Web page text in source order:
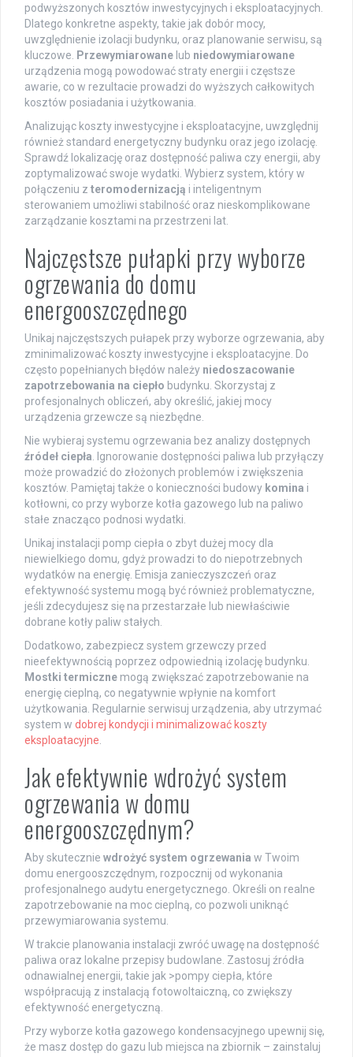
podwyższonych kosztów inwestycyjnych i eksploatacyjnych.
Dlatego konkretne aspekty, takie jak dobór mocy,
uwzględnienie izolacji budynku, oraz planowanie serwisu, są
kluczowe. Przewymiarowane lub niedowymiarowane
urządzenia mogą powodować straty energii i częstsze
awarie, co w rezultacie prowadzi do wyższych całkowitych
kosztów posiadania i użytkowania.
Analizując koszty inwestycyjne i eksploatacyjne, uwzględnij
również standard energetyczny budynku oraz jego izolację.
Sprawdź lokalizację oraz dostępność paliwa czy energii, aby
zoptymalizować swoje wydatki. Wybierz system, który w
połączeniu z teromodernizacją i inteligentnym
sterowaniem umożliwi stabilność oraz nieskomplikowane
zarządzanie kosztami na przestrzeni lat.
Najczęstsze pułapki przy wyborze
ogrzewania do domu
energooszczędnego
Unikaj najczęstszych pułapek przy wyborze ogrzewania, aby
zminimalizować koszty inwestycyjne i eksploatacyjne. Do
często popełnianych błędów należy niedoszacowanie
zapotrzebowania na ciepło budynku. Skorzystaj z
profesjonalnych obliczeń, aby określić, jakiej mocy
urządzenia grzewcze są niezbędne.
Nie wybieraj systemu ogrzewania bez analizy dostępnych
źródeł ciepła. Ignorowanie dostępności paliwa lub przyłączy
może prowadzić do złożonych problemów i zwiększenia
kosztów. Pamiętaj także o konieczności budowy komina i
kotłowni, co przy wyborze kotła gazowego lub na paliwo
stałe znacząco podnosi wydatki.
Unikaj instalacji pomp ciepła o zbyt dużej mocy dla
niewielkiego domu, gdyż prowadzi to do niepotrzebnych
wydatków na energię. Emisja zanieczyszczeń oraz
efektywność systemu mogą być również problematyczne,
jeśli zdecydujesz się na przestarzałe lub niewłaściwie
dobrane kotły paliw stałych.
Dodatkowo, zabezpiecz system grzewczy przed
nieefektywnością poprzez odpowiednią izolację budynku.
Mostki termiczne mogą zwiększać zapotrzebowanie na
energię cieplną, co negatywnie wpłynie na komfort
użytkowania. Regularnie serwisuj urządzenia, aby utrzymać
system w dobrej kondycji i minimalizować koszty
eksploatacyjne.
Jak efektywnie wdrożyć system
ogrzewania w domu
energooszczędnym?
Aby skutecznie wdrożyć system ogrzewania w Twoim
domu energooszczędnym, rozpocznij od wykonania
profesjonalnego audytu energetycznego. Określi on realne
zapotrzebowanie na moc cieplną, co pozwoli uniknąć
przewymiarowania systemu.
W trakcie planowania instalacji zwróć uwagę na dostępność
paliwa oraz lokalne przepisy budowlane. Zastosuj źródła
odnawialnej energii, takie jak >pompy ciepła, które
współpracują z instalacją fotowoltaiczną, co zwiększy
efektywność energetyczną.
Przy wyborze kotła gazowego kondensacyjnego upewnij się,
że masz dostęp do gazu lub miejsca na zbiornik – zainstaluj